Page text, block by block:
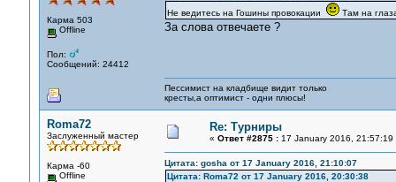
Карма 503
Offline
Пол:
Сообщений: 24412
Не ведитесь на Гошины провокации
Там на
За слова отвечаете ?
Пессимист на кладбище видит только
кресты,а оптимист - одни плюсы!
Roma72
Заслуженный мастер
Карма -60
Offline
Re: Турниры
« Ответ #2875 :17 January 2016, 21:57:19
Цитата: gosha от 17 January 2016, 21:10:07
Цитата: Roma72 от 17 January 2016, 20:30:38